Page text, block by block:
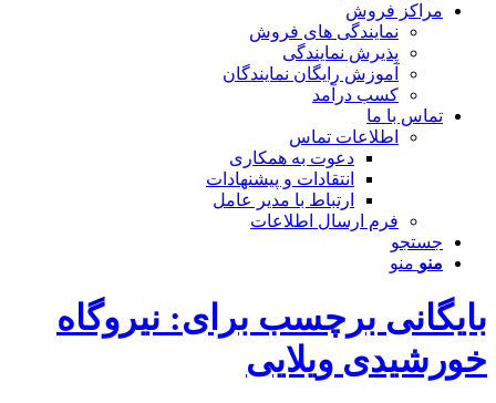
مراکز فروش
نمایندگی های فروش
پذیرش نمایندگی
آموزش رایگان نمایندگان
کسب درآمد
تماس با ما
اطلاعات تماس
دعوت به همکاری
انتقادات و پیشنهادات
ارتباط با مدیر عامل
فرم ارسال اطلاعات
جستجو
منو منو
بایگانی برچسب برای: نیروگاه
خورشیدی ویلایی